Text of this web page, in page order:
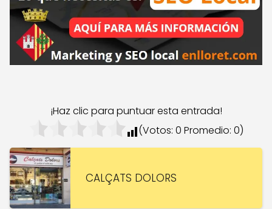
¡Haz clic para puntuar esta entrada!
(Votos: 0 Promedio: 0)
CALÇATS DOLORS